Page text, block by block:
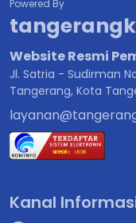
Powered By
Website Resmi
Jl. Satria - Sudirman
Tangerang, Kota
Kanal